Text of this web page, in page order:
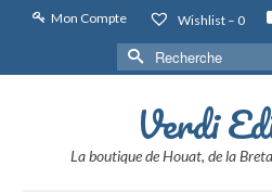
Mon Compte Wishlist – 0
Rechercher :
Verdi
La boutique de Houat, de la